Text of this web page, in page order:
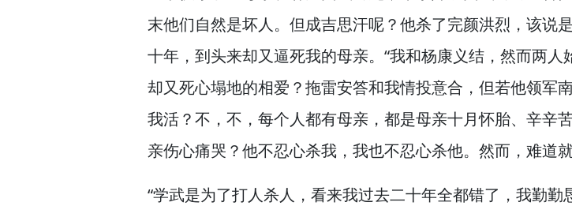
末他们自然是坏人。 但成吉思汗呢？他杀了完颜洪烈， 该说
十年， 到头来却又逼死我的母亲。 “我和杨康义结， 然而两人
却又死心塌地的相爱？拖雷安答和我情投意合， 但若他领军
我活？不， 不， 每个人都有母亲， 都是母亲十月怀胎、辛辛
亲伤心痛哭？他不忍心杀我， 我也不忍心杀他。 然而， 难道
“学武是为了打人杀人， 看来我过去二十年全都错了， 我勤勤